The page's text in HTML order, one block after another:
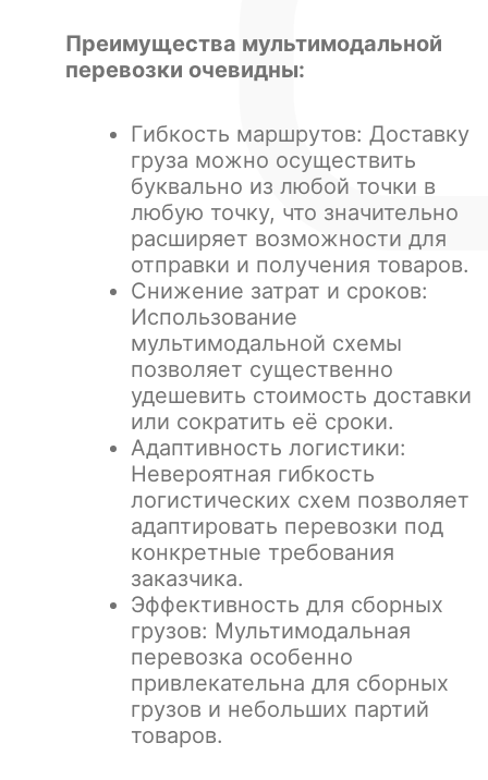
Преимущества мультимодальной
перевозки очевидны:
Гибкость маршрутов: Доставку
груза можно осуществить
буквально из любой точки в
любую точку, что значительно
расширяет возможности для
отправки и получения товаров.
Снижение затрат и сроков:
Использование
мультимодальной схемы
позволяет существенно
удешевить стоимость доставки
или сократить её сроки.
Адаптивность логистики:
Невероятная гибкость
логистических схем позволяет
адаптировать перевозки под
конкретные требования
заказчика.
Эффективность для сборных
грузов: Мультимодальная
перевозка особенно
привлекательна для сборных
грузов и небольших партий
товаров.